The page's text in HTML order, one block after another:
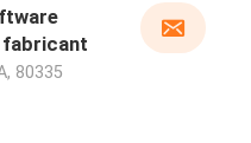
80335